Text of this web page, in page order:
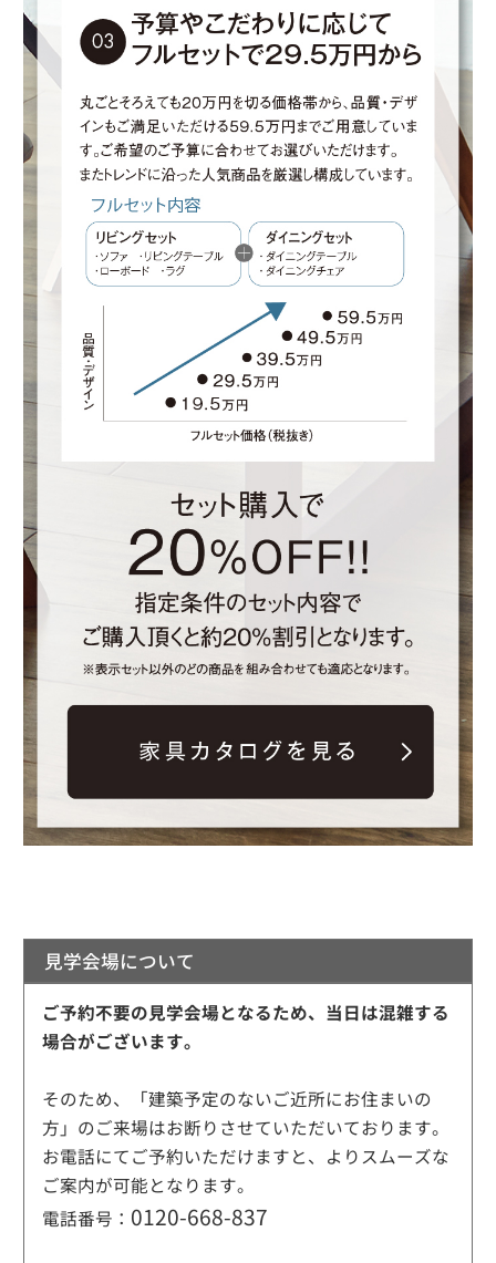
見学会場について
ご予約不要の見学会場となるため、当日は混雑する
場合がございます。
そのため、「建築予定のないご近所にお住まいの
方」のご来場はお断りさせていただいております。
お電話にてご予約いただけますと、よりスムーズな
ご案内が可能となります。
電話番号： 0120-668-837